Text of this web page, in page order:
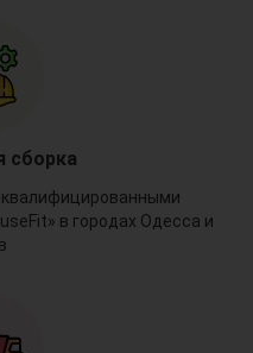
сборка
в городах Одесса и